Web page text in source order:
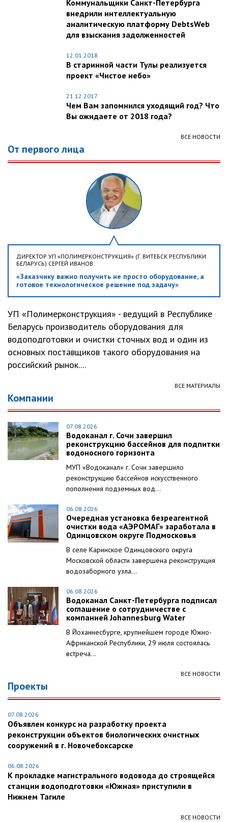
Коммунальщики Санкт-Петербурга
внедрили интеллектуальную
аналитическую платформу DebtsWeb
для взыскания задолженностей
12.01.2018
В старинной части Тулы реализуется
проект «Чистое небо»
21.12.2017
Чем Вам запомнился уходящий год? Что
Вы ожидаете от 2018 года?
ВСЕ НОВОСТИ
От первого лица
ДИРЕКТОР УП «ПОЛИМЕРКОНСТРУКЦИЯ» (Г. ВИТЕБСК РЕСПУБЛИКИ
БЕЛАРУСЬ) СЕРГЕЙ ИВАНОВ:
«Заказчику важно получить не просто оборудование, а
готовое технологическое решение под задачу»
УП «Полимерконструкция» - ведущий в Республике
Беларусь производитель оборудования для
водоподготовки и очистки сточных вод и один из
основных поставщиков такого оборудования на
российский рынок....
ВСЕ МАТЕРИАЛЫ
Компании
07.08.2026
Водоканал г. Сочи завершил
реконструкцию бассейнов для подпитки
водоносного горизонта
МУП «Водоканал» г. Сочи завершило
реконструкцию бассейнов искусственного
пополнения подземных вод...
06.08.2026
Очередная установка безреагентной
очистки вода «АЭРОМАГ» заработала в
Одинцовском округе Подмосковья
В селе Каринское Одинцовского округа
Московской области завершена реконструкция
водозаборного узла...
06.08.2026
Водоканал Санкт-Петербурга подписал
соглашение о сотрудничестве с
компанией Johannesburg Water
В Йоханнесбурге, крупнейшем городе Южно-
Африканской Республики, 29 июля состоялась
встреча...
ВСЕ НОВОСТИ
Проекты
07.08.2026
Объявлен конкурс на разработку проекта
реконструкции объектов биологических очистных
сооружений в г. Новочебоксарске
06.08.2026
К прокладке магистрального водовода до строящейся
станции водоподготовки «Южная» приступили в
Нижнем Тагиле
ВСЕ НОВОСТИ